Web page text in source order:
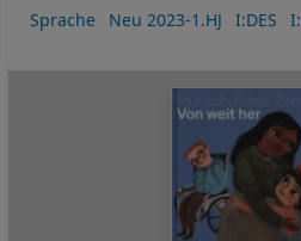
Sprache
Neu 2023-1.HJ I:DES